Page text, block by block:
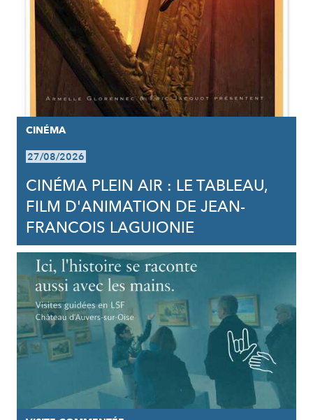
CINÉMA
27/08/2026
CINÉMA PLEIN AIR : LE TABLEAU,
FILM D'ANIMATION DE JEAN-
FRANCOIS LAGUIONIE